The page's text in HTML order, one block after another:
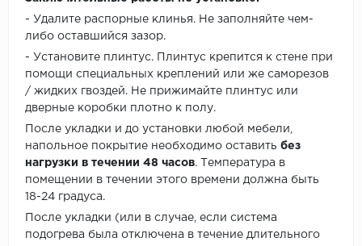
- Удалите распорные клинья. Не заполняйте чем-
либо оставшийся зазор.
- Установите плинтус. Плинтус крепится к стене при
помощи специальных креплений или же саморезов
/ жидких гвоздей. Не прижимайте плинтус или
дверные коробки плотно к полу.
После укладки и до установки любой мебели,
напольное покрытие необходимо оставить без
нагрузки в течении 48 часов. Температура в
помещении в течении этого времени должна быть
18-24 градуса.
После укладки (или в случае, если система
подогрева была отключена в течение длительного